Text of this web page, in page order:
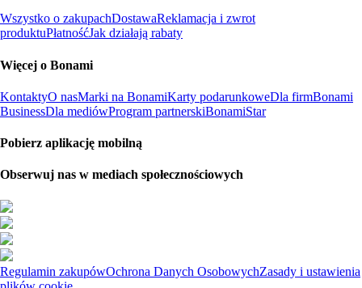
Wszystko o zakupachDostawaReklamacja i zwrot
produktuPłatnośćJak działają rabaty
Więcej o Bonami
KontaktyO nasMarki na BonamiKarty podarunkoweDla firmBonami
BusinessDla mediówProgram partnerskiBonamiStar
Pobierz aplikację mobilną
Obserwuj nas w mediach społecznościowych
Regulamin zakupówOchrona Danych OsobowychZasady i ustawienia